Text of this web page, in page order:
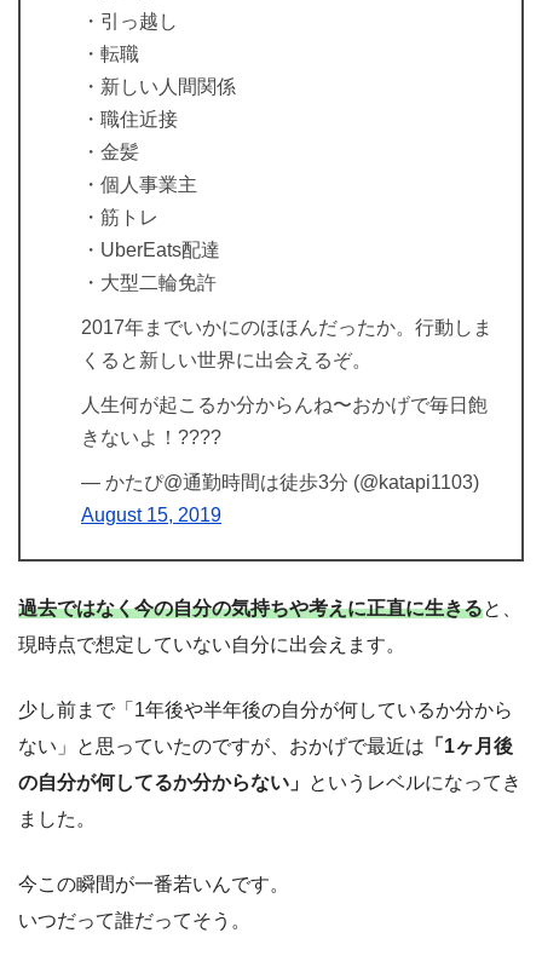
・引っ越し
・転職
・新しい人間関係
・職住近接
・金髪
・個人事業主
・筋トレ
・UberEats配達
・大型二輪免許
2017年までいかにのほほんだったか。行動しま
くると新しい世界に出会えるぞ。
人生何が起こるか分からんね〜おかげで毎日飽
きないよ！????
— かたぴ@通勤時間は徒歩3分 (@katapi1103)
August 15, 2019
過去ではなく今の自分の気持ちや考えに正直に生きると、
現時点で想定していない自分に出会えます。
少し前まで「1年後や半年後の自分が何しているか分から
ない」と思っていたのですが、おかげで最近は 「1ヶ月後
の自分が何してるか分からない」 というレベルになってき
ました。
今この瞬間が一番若いんです。
いつだって誰だってそう。